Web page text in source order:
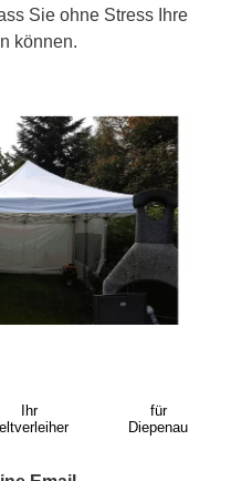
Sie ohne Stress Ihre
können.
Ihr
für
Diepenau